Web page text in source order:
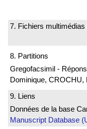
7. Fichiers multimédias
8. Partitions
Gregofacsimil -
Dominique, CROCHU,
9. Liens
Données de la base
Manuscript Database